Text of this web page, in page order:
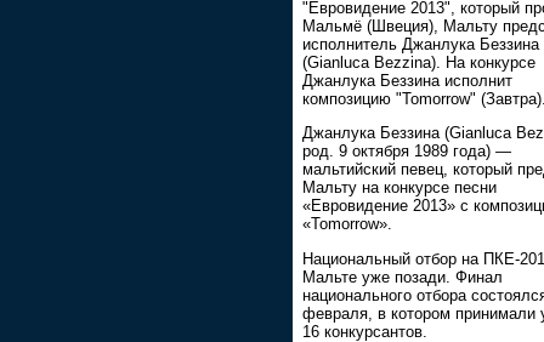
"Евровидение 2013", который
Мальмё (Швеция), Мальту
исполнитель Джанлука Беззина
(Gianluca Bezzina). На конкурсе
Джанлука Беззина исполнит
композицию "Tomorrow"
Джанлука Беззина (Gianluca
род. 9 октября 1989 года) —
мальтийский певец, который
Мальту на конкурсе песни
«Евровидение 2013» с
«Tomorrow».
Национальный отбор на ПКЕ-
Мальте уже позади. Финал
национального отбора
февраля, в котором принимали
16 конкурсантов.